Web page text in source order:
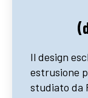
Il design
estrusione
studiato da